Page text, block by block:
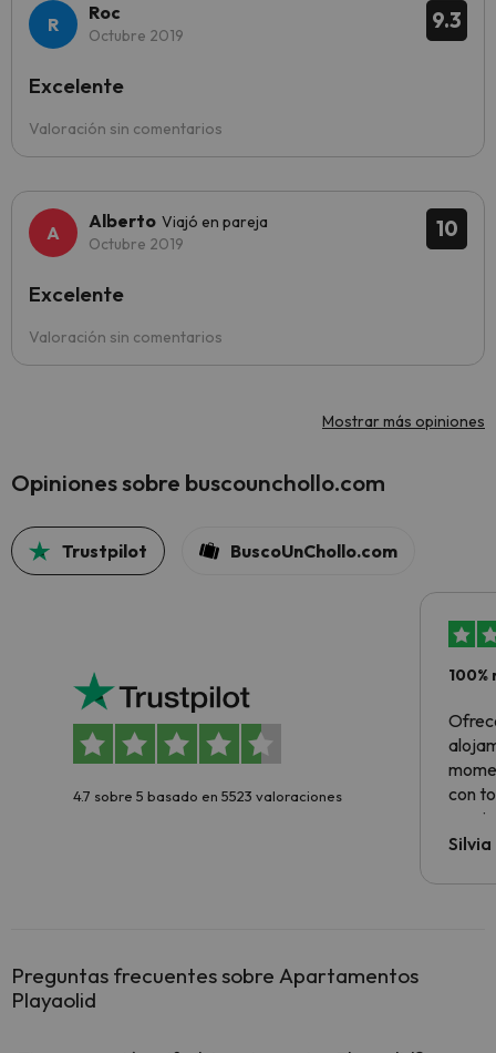
9.3
Roc
Octubre 2019
Valoración sin comentarios
Excelente
10
Alberto Viajó en pareja
Octubre 2019
Valoración sin comentarios
Excelente
Mostrar más opiniones
Opiniones sobre buscounchollo.com
Trustpilot BuscoUnChollo.com
4.7 sobre 5 basado en 5523 valoraciones
con
Preguntas frecuentes sobre Apartamentos
Playaolid